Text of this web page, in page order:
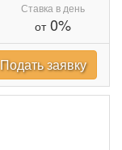
Ставка в день
от0%
Подать заявку